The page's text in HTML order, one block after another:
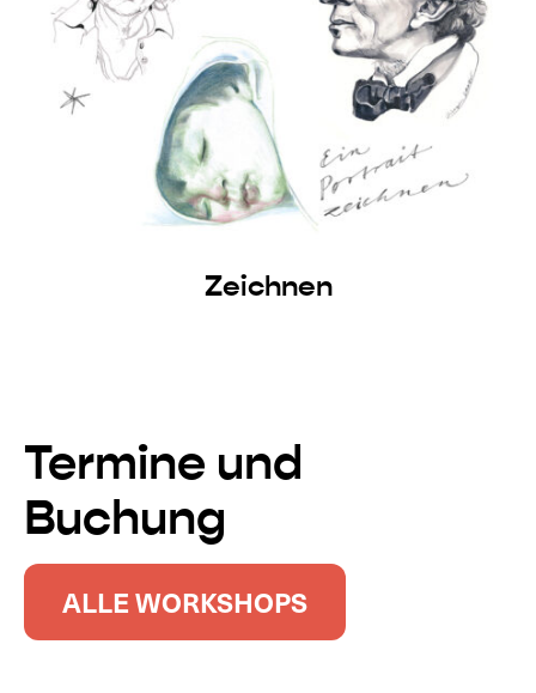
Zeichnen
Termine und
Buchung
ALLE WORKSHOPS